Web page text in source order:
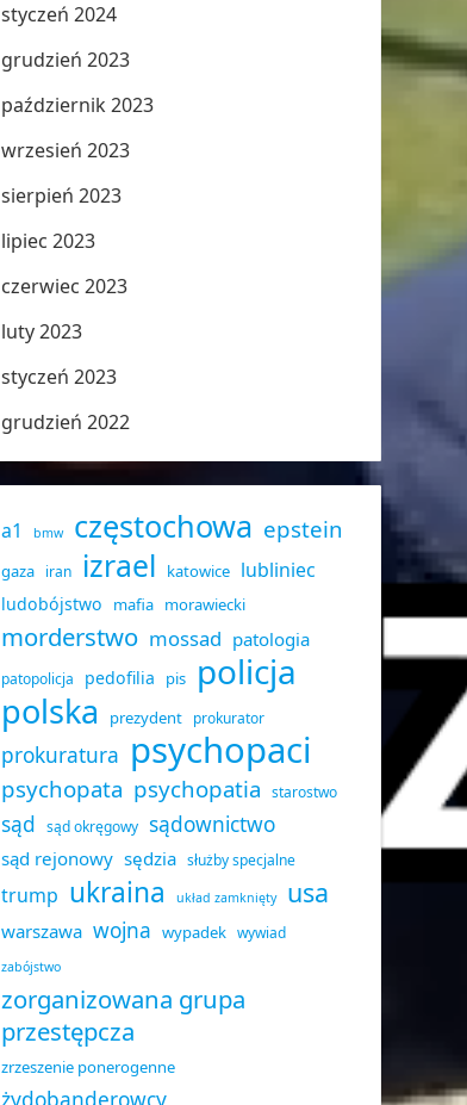
styczeń 2024
grudzień 2023
październik 2023
wrzesień 2023
sierpień 2023
lipiec 2023
czerwiec 2023
luty 2023
styczeń 2023
grudzień 2022
a1 bmw częstochowa epstein
gaza iran izrael katowice lubliniec
ludobójstwo mafia morawiecki
morderstwo mossad patologia
patopolicja pedofilia pis policja
polska prezydent prokurator
prokuratura psychopaci
psychopata psychopatia starostwo
sąd sąd okręgowy sądownictwo
sąd rejonowy sędzia służby specjalne
trump ukraina układ zamknięty usa
warszawa wojna wypadek wywiad
zabójstwo
zorganizowana grupa
przestępcza
zrzeszenie ponerogenne